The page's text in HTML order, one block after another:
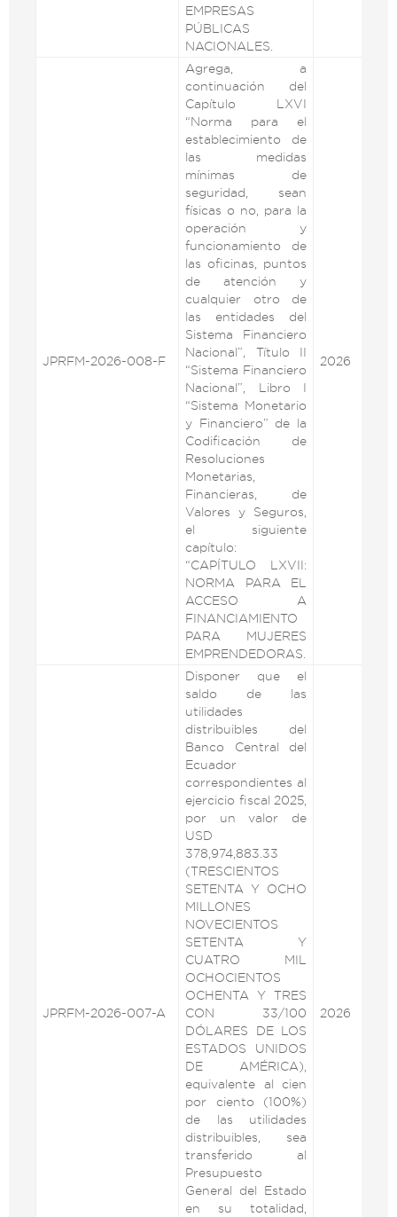
EMPRESAS
PÚBLICAS
NACIONALES.
JPRFM-2026-008-F
Agrega, a
continuación del
Capítulo LXVI
“Norma para el
establecimiento de
las medidas
mínimas de
seguridad, sean
físicas o no, para la
operación y
funcionamiento de
las oficinas, puntos
de atención y
cualquier otro de
las entidades del
Sistema Financiero
Nacional”, Título II
“Sistema Financiero
Nacional”, Libro I
“Sistema Monetario
y Financiero” de la
Codificación de
Resoluciones
Monetarias,
Financieras, de
Valores y Seguros,
el siguiente
capítulo:
“CAPÍTULO LXVII:
NORMA PARA EL
ACCESO A
FINANCIAMIENTO
PARA MUJERES
EMPRENDEDORAS.
2026
JPRFM-2026-007-A
Disponer que el
saldo de las
utilidades
distribuibles del
Banco Central del
Ecuador
correspondientes al
ejercicio fiscal 2025,
por un valor de
USD
378,974,883.33
(TRESCIENTOS
SETENTA Y OCHO
MILLONES
NOVECIENTOS
SETENTA Y
CUATRO MIL
OCHOCIENTOS
OCHENTA Y TRES
CON 33/100
DÓLARES DE LOS
ESTADOS UNIDOS
DE AMÉRICA),
equivalente al cien
por ciento (100%)
de las utilidades
distribuibles, sea
transferido al
Presupuesto
General del Estado
en su totalidad,
2026